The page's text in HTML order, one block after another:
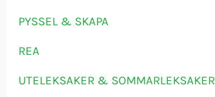
PYSSEL & SKAPA
REA
UTELEKSAKER & SOMMARLEKSAKER